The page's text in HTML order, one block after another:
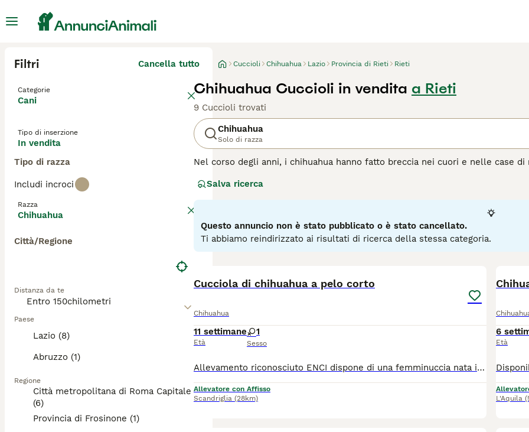
Filtri Cancella tutto
Categorie
Cani
Tipo di inserzione
In vendita
Tipo di razza
Includi incroci
Razza
Chihuahua
Città/Regione
Distanza da te
Paese
Lazio (8)
Abruzzo (1)
Regione
Città metropolitana di Roma Capitale
(6)
Provincia di Frosinone (1)
Cuccioli Chihuahua Lazio Provincia di Rieti Rieti
Chihuahua Cuccioli in vendita a Rieti
9 Cuccioli trovati
Chihuahua
Solo di razza
Nel corso degli anni, i chihuahua hanno fatto breccia nei cuori e nelle case
essere più grandi di quello che sono in realtà. Una cosa che un chihuahua
andranno avanti per la loro strada qualunque cosa accada. Sono anche
maggior tempo possibile con i loro proprietari, il che significa che i
Leggi lanostra pagina di consigli sul Chihuahuaper informazioni su questa
Salva ricerca
Questo annuncio non è stato pubblicato o è stato cancellato.
Ti abbiamo reindirizzato ai risultati di ricerca della stessa categoria.
Cucciola di chihuahua a pelo corto
Chihuahua
11 settimane
Età
1
Sesso
Allevamento riconosciuto ENCI dispone di una femminuccia nata il 17/05/2026, al momento pronto per essere prenotato avendo superato i 35 giorni di vita e avendo effettuato la visita veterinaria dove si valuta lo stato di salute dei cuccioli. Lascerà l’allevamento non prima degli 80 giorni di vita con tre vaccinazioni, microchip, tre sverminazioni ed esami feci certificate, certificato di buona salute e pedigree ENCI. I genitori sono visibili in allevamento e testati per le patologie di razza (lussazione della rotula e cardiopatie) con certificazione allegata. Tutti i nostri cuccioli vengono socializzati e educati al meglio per la loro vita futura. Per qualsiasi informazione siamo ben lieti di rispondere ad ogni domanda previo un contatto telefonico con presentazione.
Allevatore con Affisso
Scandriglia (28km)
6
Età
L'Aquila